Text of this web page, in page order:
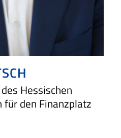
Hessischen
den Finanzplatz